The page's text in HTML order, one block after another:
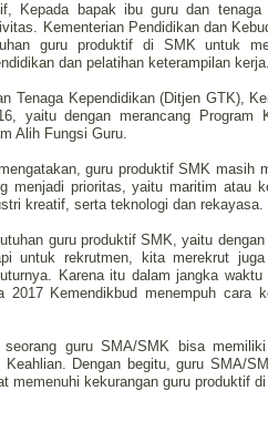
Kepada bapak ibu guru dan tenaga
Kementerian Pendidikan dan
guru produktif di SMK untuk
dan pelatihan keterampilan kerja.
Tenaga Kependidikan (Ditjen GTK),
yaitu dengan merancang Program
Alih Fungsi Guru.
guru produktif SMK masih
menjadi prioritas, yaitu maritim atau
kreatif, serta teknologi dan rekayasa.
guru produktif SMK, yaitu
untuk rekrutmen, kita merekrut
Karena itu dalam jangka
Kemendikbud menempuh cara
seorang guru SMA/SMK bisa
Dengan begitu, guru SMA/
memenuhi kekurangan guru produktif